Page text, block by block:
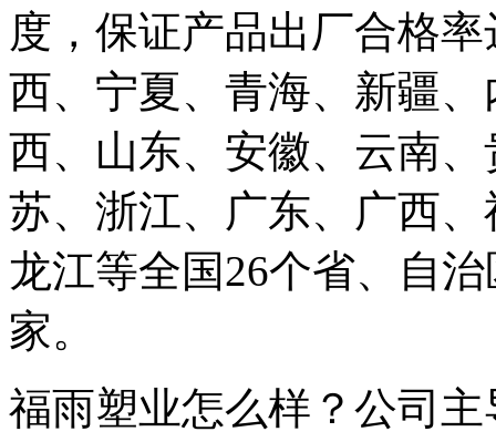
度，保证产品出厂合格
西、宁夏、青海、新疆
西、山东、安徽、云南
苏、浙江、广东、广西
龙江等全国26个省、自
家。
福雨塑业怎么样？公司